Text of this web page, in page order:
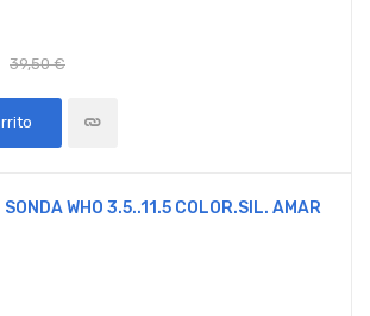
39,50 €
WHO 3.5..11.5 COLOR.SIL. AMAR